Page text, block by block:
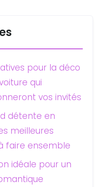
pour la déco
qui
vos invités
détente en
meilleures
faire ensemble
idéale pour un